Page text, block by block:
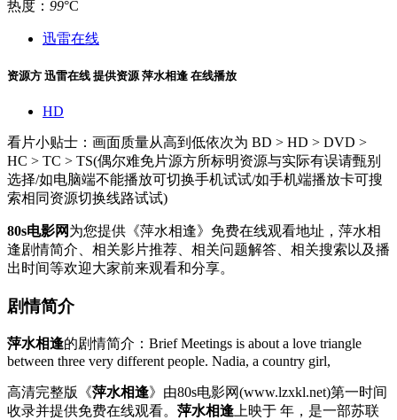
热度： 99°C
迅雷在线
资源方 迅雷在线 提供资源萍水相逢 在线播放
HD
看片小贴士：画面质量从高到低依次为 BD > HD > DVD >
HC > TC > TS(偶尔难免片源方所标明资源与实际有误请甄别
选择/如电脑端不能播放可切换手机试试/如手机端播放卡可搜
索相同资源切换线路试试)
80s电影网为您提供《萍水相逢》免费在线观看地址，萍水相
逢剧情简介、相关影片推荐、相关问题解答、相关搜索以及播
出时间等欢迎大家前来观看和分享。
剧情简介
萍水相逢的剧情简介：Brief Meetings is about a love triangle
between three very different people. Nadia, a country girl,
高清完整版《萍水相逢》由80s电影网(www.lzxkl.net)第一时间
收录并提供免费在线观看。 萍水相逢 上映于 年，是一部苏联